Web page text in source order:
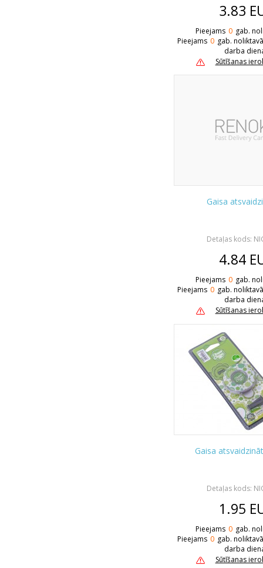
3.83
Pieejams 0 gab.
Pieejams 0 gab.
darba
Sūtīšanas
Gaisa
Detaļas kods:
4.84
Pieejams 0 gab.
Pieejams 0 gab.
darba
Sūtīšanas
Gaisa
Detaļas kods:
1.95
Pieejams 0 gab.
Pieejams 0 gab.
darba
Sūtīšanas